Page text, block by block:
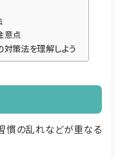
意点
対策法を理解しよう
慣の乱れなどが重なる